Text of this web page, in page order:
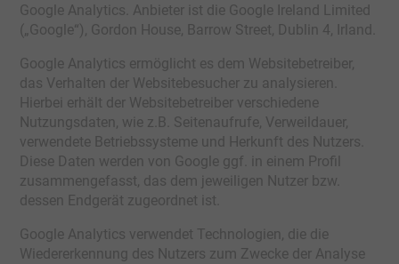
Google Analytics. Anbieter ist die Google Ireland Limited
(„Google“), Gordon House, Barrow Street, Dublin 4, Irland.
Google Analytics ermöglicht es dem Websitebetreiber,
das Verhalten der Websitebesucher zu analysieren.
Hierbei erhält der Websitebetreiber verschiedene
Nutzungsdaten, wie z.B. Seitenaufrufe, Verweildauer,
verwendete Betriebssysteme und Herkunft des Nutzers.
Diese Daten werden von Google ggf. in einem Profil
zusammengefasst, das dem jeweiligen Nutzer bzw.
dessen Endgerät zugeordnet ist.
Google Analytics verwendet Technologien, die die
Wiedererkennung des Nutzers zum Zwecke der Analyse